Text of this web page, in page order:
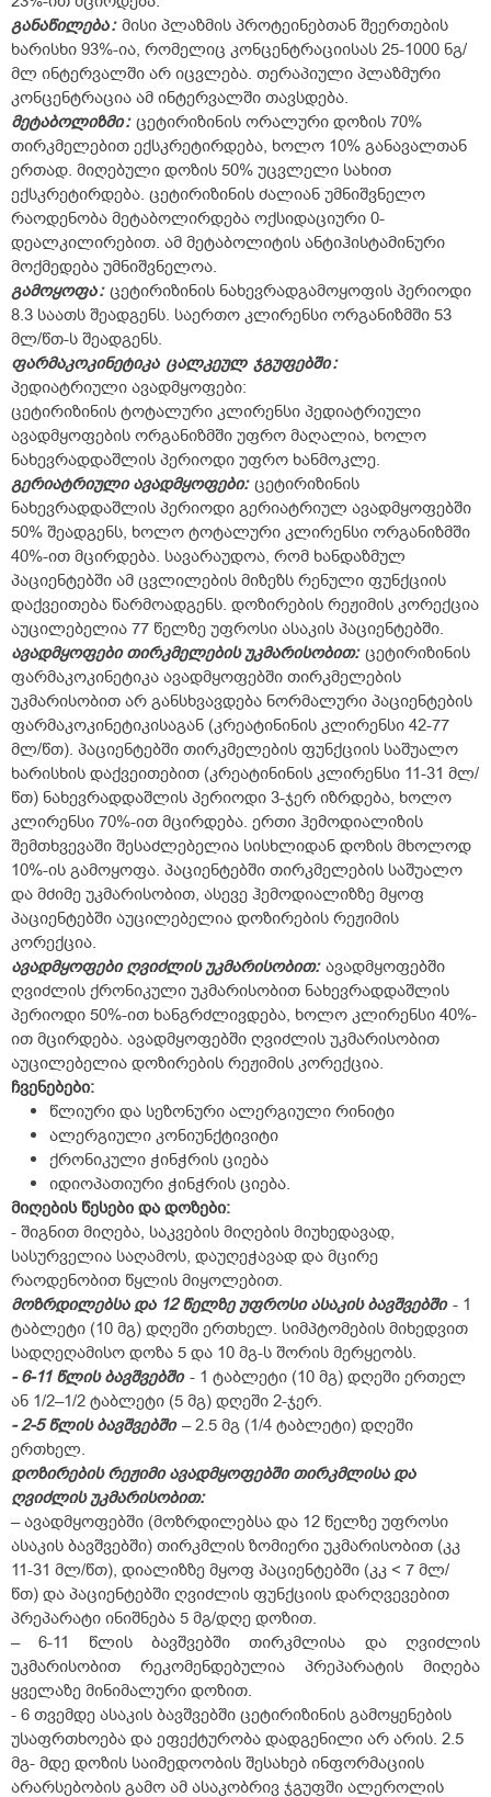
განაწილება: მისი პლაზმის პროტეინებთან შეერთების
ხარისხი 93%-ია, რომელიც კონცენტრაციისას 25-1000 ნგ/
მლ ინტერვალში არ იცვლება. თერაპიული პლაზმური
კონცენტრაცია ამ ინტერვალში თავსდება.
მეტაბოლიზმი:ცეტირიზინის ორალური დოზის 70%
თირკმელებით ექსკრეტირდება, ხოლო 10% განავალთან
ერთად. მიღებული დოზის 50% უცვლელი სახით
ექსკრეტირდება. ცეტირიზინის ძალიან უმნიშვნელო
რაოდენობა მეტაბოლირდება ოქსიდაციური 0-
დეალკილირებით. ამ მეტაბოლიტის ანტიჰისტამინური
მოქმედება უმნიშვნელოა.
გამოყოფა:ცეტირიზინის ნახევრადგამოყოფის პერიოდი
8.3 საათს შეადგენს. საერთო კლირენსი ორგანიზმში 53
მლ/წთ-ს შეადგენს.
ფარმაკოკინეტიკა ცალკეულ ჯგუფებში:
პედიატრიული ავადმყოფები:
ცეტირიზინის ტოტალური კლირენსი პედიატრიული
ავადმყოფების ორგანიზმში უფრო მაღალია, ხოლო
ნახევრადდაშლის პერიოდი უფრო ხანმოკლე.
გერიატრიული ავადმყოფები:ცეტირიზინის
ნახევრადდაშლის პერიოდი გერიატრიულ ავადმყოფებში
50% შეადგენს, ხოლო ტოტალური კლირენსი ორგანიზმში
40%-ით მცირდება. სავარაუდოა, რომ ხანდაზმულ
პაციენტებში ამ ცვლილების მიზეზს რენული ფუნქციის
დაქვეითება წარმოადგენს. დოზირების რეჟიმის კორექცია
აუცილებელია 77 წელზე უფროსი ასაკის პაციენტებში.
ავადმყოფები თირკმელების უკმარისობით:ცეტირიზინის
ფარმაკოკინეტიკა ავადმყოფებში თირკმელების
უკმარისობით არ განსხვავდება ნორმალური პაციენტების
ფარმაკოკინეტიკისაგან (კრეატინინის კლირენსი 42-77
მლ/წთ). პაციენტებში თირკმელების ფუნქციის საშუალო
ხარისხის დაქვეითებით (კრეატინინის კლირენსი 11-31 მლ/
წთ) ნახევრადდაშლის პერიოდი 3-ჯერ იზრდება, ხოლო
კლირენსი 70%-ით მცირდება. ერთი ჰემოდიალიზის
შემთხვევაში შესაძლებელია სისხლიდან დოზის მხოლოდ
10%-ის გამოყოფა. პაციენტებში თირკმელების საშუალო
და მძიმე უკმარისობით, ასევე ჰემოდიალიზზე მყოფ
პაციენტებში აუცილებელია დოზირების რეჟიმის
კორექცია.
ავადმყოფები ღვიძლის უკმარისობით:ავადმყოფებში
ღვიძლის ქრონიკული უკმარისობით ნახევრადდაშლის
პერიოდი 50%-ით ხანგრძლივდება, ხოლო კლირენსი 40%-
ით მცირდება. ავადმყოფებში ღვიძლის უკმარისობით
აუცილებელია დოზირების რეჟიმის კორექცია.
ჩვენებები:
წლიური და სეზონური ალერგიული რინიტი
ალერგიული კონიუნქტივიტი
ქრონიკული ჭინჭრის ციება
იდიოპათიური ჭინჭრის ციება.
მიღების წესები და დოზები:
- შიგნით მიღება, საკვების მიღების მიუხედავად,
სასურველია საღამოს, დაუღეჭავად და მცირე
რაოდენობით წყლის მიყოლებით.
მოზრდილებსა და 12 წელზე უფროსი ასაკის ბავშვებში - 1
ტაბლეტი (10 მგ) დღეში ერთხელ. სიმპტომების მიხედვით
სადღეღამისო დოზა 5 და 10 მგ-ს შორის მერყეობს.
- 6-11 წლის ბავშვებში - 1 ტაბლეტი (10 მგ) დღეში ერთელ
ან 1/2–1/2 ტაბლეტი (5 მგ) დღეში 2-ჯერ.
- 2-5 წლის ბავშვებში– 2.5 მგ (1/4 ტაბლეტი) დღეში
ერთხელ.
დოზირების რეჟიმი ავადმყოფებში თირკმლისა და
ღვიძლის უკმარისობით:
– ავადმყოფებში (მოზრდილებსა და 12 წელზე უფროსი
ასაკის ბავშვებში) თირკმლის ზომიერი უკმარისობით (კკ
11-31 მლ/წთ), დიალიზზე მყოფ პაციენტებში (კკ < 7 მლ/
წთ) და პაციენტებში ღვიძლის ფუნქციის დარღვევებით
პრეპარატი ინიშნება 5 მგ/დღე დოზით.
– 6-11 წლის ბავშვებში თირკმლისა და ღვიძლის
უკმარისობით რეკომენდებულია პრეპარატის მიღება
ყველაზე მინიმალური დოზით.
- 6 თვემდე ასაკის ბავშვებში ცეტირიზინის გამოყენების
უსაფრთხოება და ეფექტურობა დადგენილი არ არის. 2.5
მგ- მდე დოზის საიმედოობის შესახებ ინფორმაციის
არარსებობის გამო ამ ასაკობრივ ჯგუფში ალეროლის